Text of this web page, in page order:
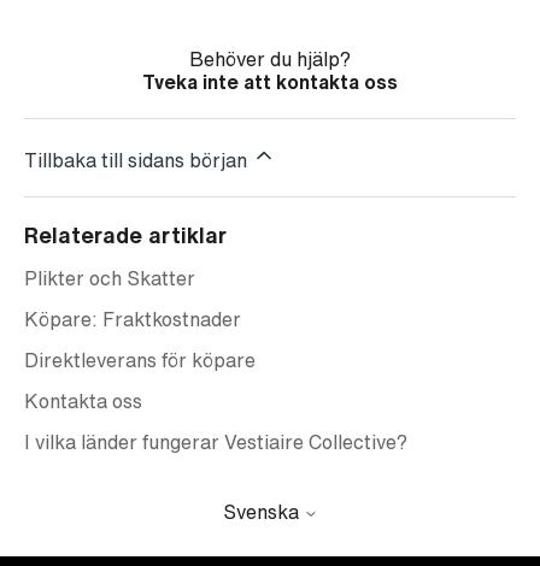
Behöver du hjälp?
Tveka inte att kontakta oss
Tillbaka till sidans början
Relaterade artiklar
Plikter och Skatter
Köpare: Fraktkostnader
Direktleverans för köpare
Kontakta oss
I vilka länder fungerar Vestiaire Collective?
Svenska